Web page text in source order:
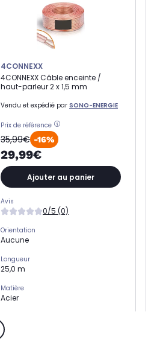
4CONNEXX
4CONNEXX Câble enceinte /
haut-parleur 2 x 1,5 mm
Vendu et expédié par SONO-ENERGIE
Prix de référence
35,99€ -16%
29,99€
Ajouter au panier
Avis
0/5 (0)
Orientation
Aucune
Longueur
25,0 m
Matière
Acier
Bobine